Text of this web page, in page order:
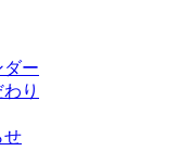
ダー
り
せ